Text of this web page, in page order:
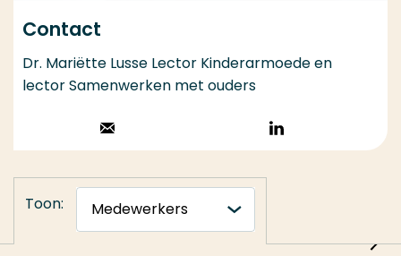
Contact
Dr. Mariëtte Lusse Lector Kinderarmoede en
lector Samenwerken met ouders
Stuur een email
Volg op
LinkedIn
Toon: